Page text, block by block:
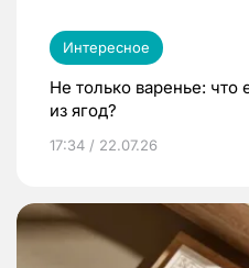
Интересное
Не только варенье:
из ягод?
17:34 / 22.07.26